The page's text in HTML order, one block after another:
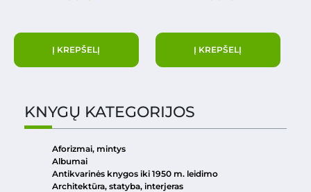
Į KREPŠELĮ Į KREPŠELĮ
KNYGŲ KATEGORIJOS
Aforizmai, mintys
Albumai
Antikvarinės knygos iki 1950 m. leidimo
Architektūra, statyba, interjeras